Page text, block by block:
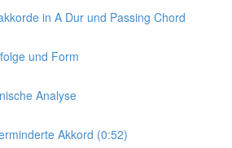
in A Dur und Passing Chord
und Form
Analyse
Akkord (0:52)